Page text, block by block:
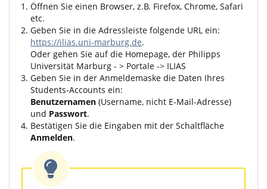
Öffnen Sie einen Browser, z.B. Firefox, Chrome, Safari
etc.
Geben Sie in die Adressleiste folgende URL ein:
https://ilias.uni-marburg.de.
Oder gehen Sie auf die Homepage, der Philipps
Universität Marburg - > Portale -> ILIAS
Geben Sie in der Anmeldemaske die Daten Ihres
Students-Accounts ein:
Benutzernamen (Username, nicht E-Mail-Adresse)
und Passwort.
Bestätigen Sie die Eingaben mit der Schaltfläche
Anmelden.